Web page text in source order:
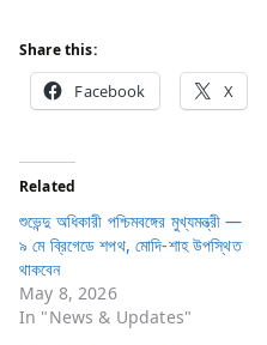
Share this:
Facebook X
Related
শুভেন্দু অধিকারী পশ্চিমবঙ্গের মুখ্যমন্ত্রী —
৯ মে ব্রিগেডে শপথ, মোদি-শাহ উপস্থিত
থাকবেন
May 8, 2026
In "News & Updates"